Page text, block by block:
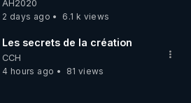
AH2020
2 days ago
6.1 k views
Les secrets de la création
CCH
4 hours ago
81 views